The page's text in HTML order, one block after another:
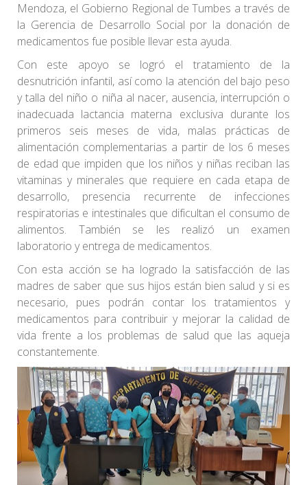
Mendoza, el Gobierno Regional de Tumbes a través de
la Gerencia de Desarrollo Social por la donación de
medicamentos fue posible llevar esta ayuda.
Con este apoyo se logró el tratamiento de la
desnutrición infantil, así como la atención del bajo peso
y talla del niño o niña al nacer, ausencia, interrupción o
inadecuada lactancia materna exclusiva durante los
primeros seis meses de vida, malas prácticas de
alimentación complementarias a partir de los 6 meses
de edad que impiden que los niños y niñas reciban las
vitaminas y minerales que requiere en cada etapa de
desarrollo, presencia recurrente de infecciones
respiratorias e intestinales que dificultan el consumo de
alimentos. También se les realizó un examen
laboratorio y entrega de medicamentos.
Con esta acción se ha logrado la satisfacción de las
madres de saber que sus hijos están bien salud y si es
necesario, pues podrán contar los tratamientos y
medicamentos para contribuir y mejorar la calidad de
vida frente a los problemas de salud que las aqueja
constantemente.